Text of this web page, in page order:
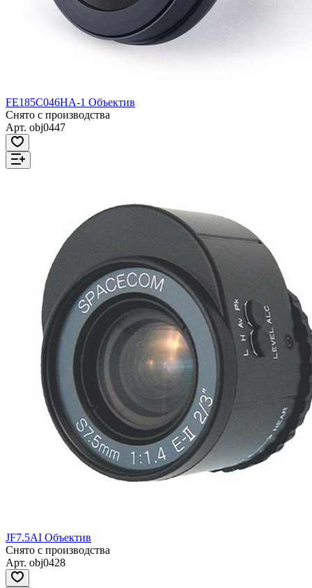
FE185C046HA-1 Объектив
Снято с производства
Арт. obj0447
JF7.5AI Объектив
Снято с производства
Арт. obj0428